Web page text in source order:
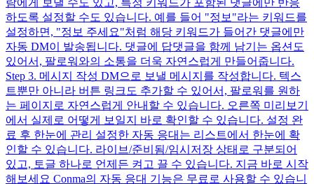
하도록 설정할 수도 있습니다. 예를 들어 "정보"라는 키워드를
설정하면, "정보 주세요"처럼 해당 키워드가 들어간 댓글에만
자동 DM이 발송됩니다. 댓글에 답댓글을 함께 남기는 옵션도
있어서, 팔로워와의 소통을 더욱 자연스럽게 만들어줍니다.
Step 3. 메시지 작성 DM으로 보낼 메시지를 작성합니다. 텍스
트뿐만 아니라 버튼 링크도 추가할 수 있어서, 팔로워를 원하
는 페이지로 자연스럽게 안내할 수 있습니다. 오른쪽 미리보기
에서 실제로 어떻게 보일지 바로 확인할 수 있습니다. 설정 완
료 후 한눈에 관리 설정한 자동 응대는 리스트에서 한눈에 확
인할 수 있습니다. 라이브/준비됨/임시저장 상태로 구분되어
있고, 토글 하나로 언제든 켜고 끌 수 있습니다. 지금 바로 시작
해보세요 Conma의 자동 응대 기능은 무료로 사용할 수 있습니